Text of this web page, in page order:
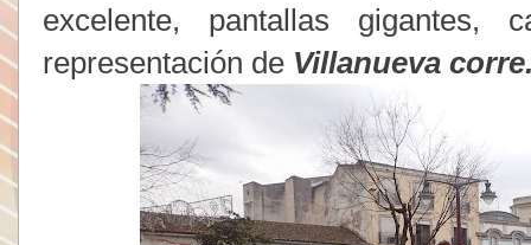
excelente, pantallas
representación de Villanueva